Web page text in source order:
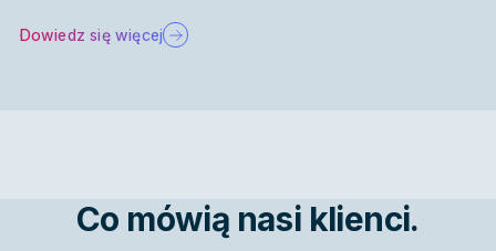
Dowiedz się więcej
Co mówią nasi klienci.